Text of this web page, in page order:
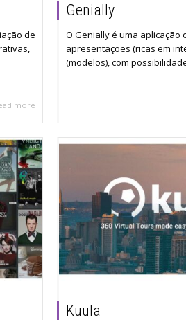
de
more
Genially
O Genially é uma
apresentações (ricas em
(modelos), com
Kuula